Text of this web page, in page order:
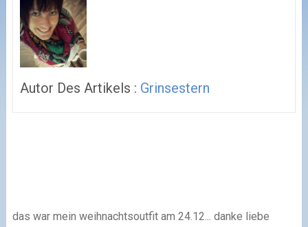
Autor Des Artikels : Grinsestern
das war mein weihnachtsoutfit am 24.12... danke liebe